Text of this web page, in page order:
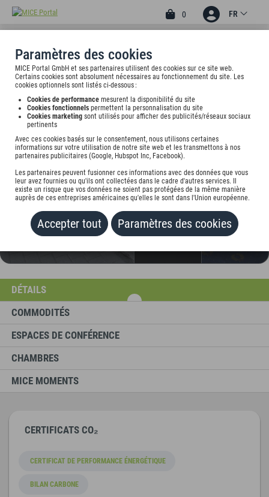
Paramètres des cookies
MICE Portal GmbH et ses partenaires utilisent des cookies sur ce site web.
Certains cookies sont absolument nécessaires au fonctionnement du site. Les
cookies optionnels sont listés ci-dessous :
Cookies de performance mesurent la disponibilité du site
Cookies fonctionnels permettent la personnalisation du site
Cookies marketing sont utilisés pour afficher des publicités/réseaux sociaux
pertinents
Avec ces cookies basés sur le consentement, nous utilisons certaines
informations sur votre utilisation de notre site web et les transmettons à nos
partenaires publicitaires (Google, Hubspot Inc, Facebook).
Les partenaires peuvent fusionner ces informations avec des données que vous
leur avez fournies ou qu'ils ont collectées dans le cadre d'autres services. Il
existe un risque que vos données ne soient pas protégées de la même manière
auprès de ces entreprises américaines qu'elles le sont dans l'Union européenne.
Accepter tout Paramètres des cookies
0 FR
CENTRO HOTEL ARDE
KÖLN, TRADEMARK
COLLECTION BY WYNDHAM
Auf der Ruhr 5, 50667 Köln, undefined
Tarif sur demande
AJOUTER AU PORTEFEUILLE
DÉTAILS
COMMODITÉS
ESPACES DE CONFÉRENCE
CHAMBRES
MICE MOMENTS
CERTIFICATS CO₂
CERTIFICAT DE PERFORMANCE ÉNERGÉTIQUE
BILAN CARBONE